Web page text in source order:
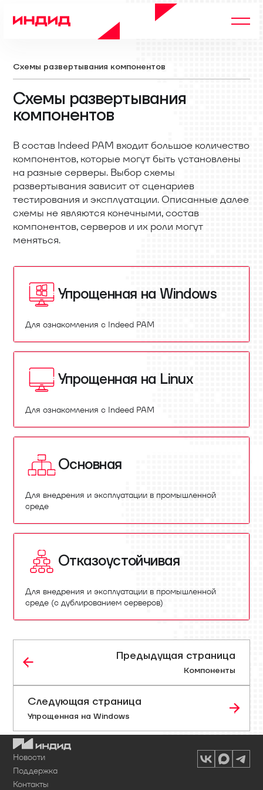
Схемы развертывания компонентов
Схемы развертывания
компонентов
В состав Indeed PAM входит большое количество
компонентов, которые могут быть установлены
на разные серверы. Выбор схемы
развертывания зависит от сценариев
тестирования и эксплуатации. Описанные далее
схемы не являются конечными, состав
компонентов, серверов и их роли могут
меняться.
Упрощенная на Windows
Для ознакомления с Indeed PAM
Упрощенная на Linux
Для ознакомления с Indeed PAM
Основная
Для внедрения и эксплуатации в промышленной
среде
Отказоустойчивая
Для внедрения и эксплуатации в промышленной
среде (с дублированием серверов)
Предыдущая страница
Компоненты
Следующая страница
Упрощенная на Windows
Новости
Поддержка
Контакты